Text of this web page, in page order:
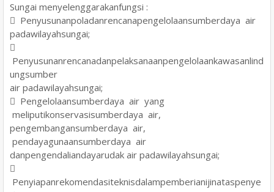
Sungai menyelenggarakanfungsi :
 Penyusunanpoladanrencanapengelolaansumberdaya air
padawilayahsungai;

Penyusunanrencanadanpelaksanaanpengelolaankawasanlind
ungsumber
air padawilayahsungai;
 Pengelolaansumberdaya air yang
meliputikonservasisumberdaya air,
pengembangansumberdaya air,
pendayagunaansumberdaya air
danpengendaliandayarudak air padawilayahsungai;

Penyiapanrekomendasiteknisdalampemberianijinataspenye